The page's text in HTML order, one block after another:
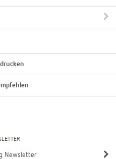
Newsletter